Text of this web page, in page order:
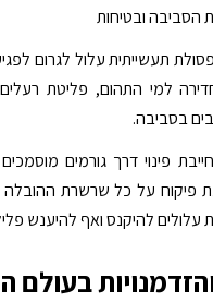
הסביבה ובטיחות
תעשייתית עלול לגרום
למי התהום, פליטת רעלים
בסביבה.
פינוי דרך גורמים
פיקוח על כל שרשרת ההובלה
עלולים להיקנס ואף להיענש
בעולם